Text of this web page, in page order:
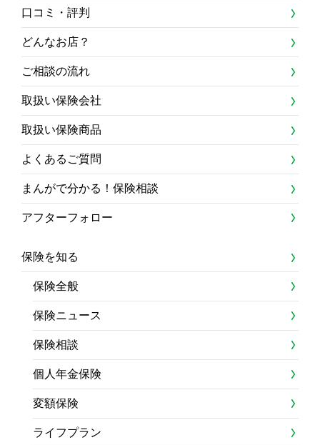
口コミ・評判
どんなお店？
ご相談の流れ
取扱い保険会社
取扱い保険商品
よくあるご質問
まんがで分かる！保険相談
アフターフォロー
保険を知る
保険全般
保険ニュース
保険相談
個人年金保険
変額保険
ライフプラン